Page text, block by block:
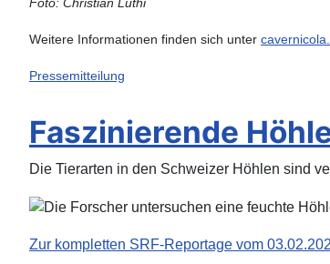
Weitere Informationen finden sich unter
Pressemitteilung
Faszinierende
Die Tierarten in den Schweizer Höhlen sind
Zur kompletten SRF-Reportage vom